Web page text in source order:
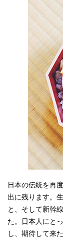
日本の伝統を再
出に残ります。
と、そして新幹
た。日本人にと
し、期待して来